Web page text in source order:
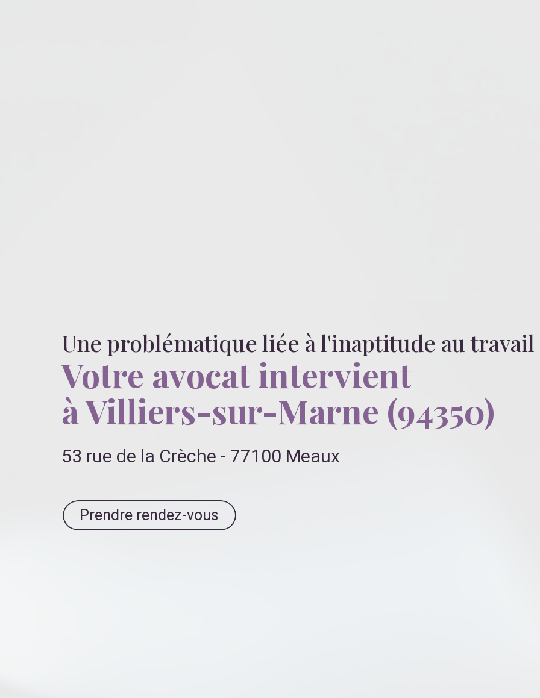
Une problématique liée à l'inaptitude au travail
Votre avocat intervient
à Villiers-sur-Marne (94350)
53 rue de la Crèche - 77100 Meaux
Prendre rendez-vous